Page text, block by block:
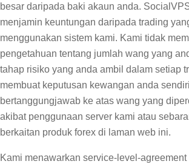
besar daripada baki akaun anda.
menjamin keuntungan daripada trading
menggunakan sistem kami. Kami tidak
pengetahuan tentang jumlah wang yang
tahap risiko yang anda ambil dalam setiap
membuat keputusan kewangan anda
bertanggungjawab ke atas wang yang
akibat penggunaan server kami atau
berkaitan produk forex di laman web ini.
Kami menawarkan service-level-